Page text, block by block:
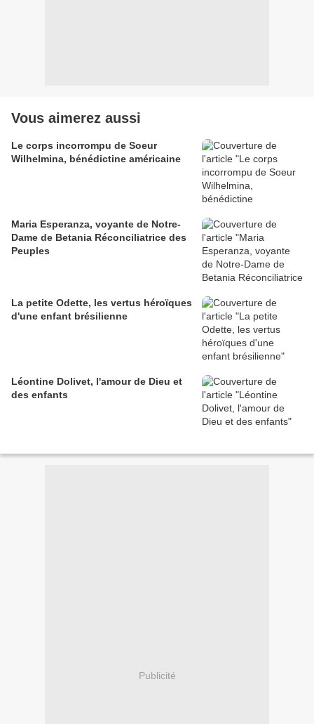
Vous aimerez aussi
Le corps incorrompu de Soeur
Wilhelmina, bénédictine américaine
Maria Esperanza, voyante de Notre-
Dame de Betania Réconciliatrice des
Peuples
La petite Odette, les vertus héroïques
d'une enfant brésilienne
Léontine Dolivet, l'amour de Dieu et
des enfants
Publicité